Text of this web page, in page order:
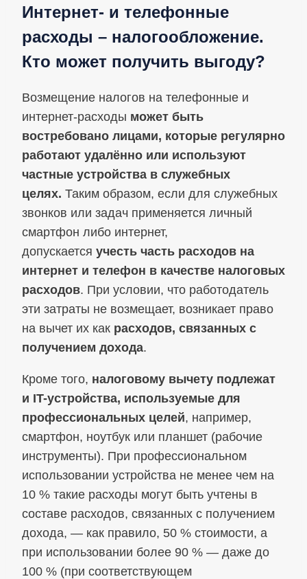
Интернет- и телефонные
расходы – налогообложение.
Кто может получить выгоду?
Возмещение налогов на телефонные и
интернет-расходы может быть
востребовано лицами, которые регулярно
работают удалённо или используют
частные устройства в служебных
целях. Таким образом, если для служебных
звонков или задач применяется личный
смартфон либо интернет,
допускается учесть часть расходов на
интернет и телефон в качестве налоговых
расходов. При условии, что работодатель
эти затраты не возмещает, возникает право
на вычет их как расходов, связанных с
получением дохода.
Кроме того, налоговому вычету подлежат
и IT-устройства, используемые для
профессиональных целей, например,
смартфон, ноутбук или планшет (рабочие
инструменты). При профессиональном
использовании устройства не менее чем на
10 % такие расходы могут быть учтены в
составе расходов, связанных с получением
дохода, — как правило, 50 % стоимости, а
при использовании более 90 % — даже до
100 % (при соответствующем